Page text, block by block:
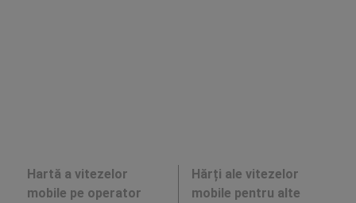
Hartă a vitezelor
mobile pe operator
Hărți ale vitezelor
mobile pentru alte